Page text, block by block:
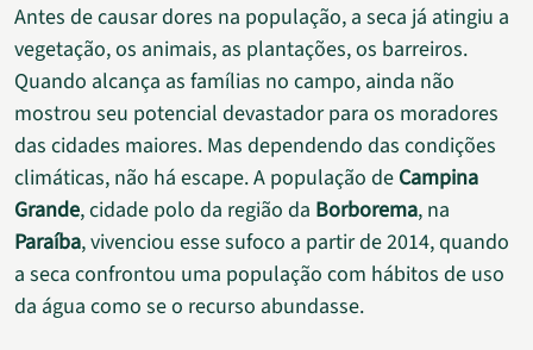
Antes de causar dores na população, a seca já atingiu a
vegetação, os animais, as plantações, os barreiros.
Quando alcança as famílias no campo, ainda não
mostrou seu potencial devastador para os moradores
das cidades maiores. Mas dependendo das condições
climáticas, não há escape. A população de Campina
Grande, cidade polo da região da Borborema, na
Paraíba, vivenciou esse sufoco a partir de 2014, quando
a seca confrontou uma população com hábitos de uso
da água como se o recurso abundasse.